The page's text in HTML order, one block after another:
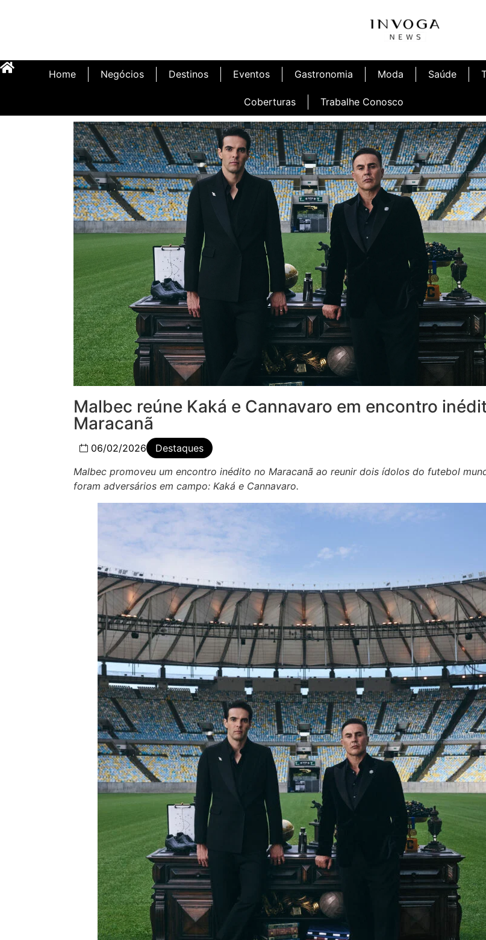
Home Negócios Destinos Eventos Gastronomia Moda Saúde
Coberturas Trabalhe Conosco
Malbec reúne Kaká e Cannavaro em encontro
Maracanã
06/02/2026
Destaques
Malbec promoveu um encontro inédito no Maracanã ao reunir dois ídolos do futebol
foram adversários em campo: Kaká e Cannavaro.
Inauguração Illa Café Inauguração Ninetto